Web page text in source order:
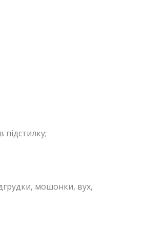
мошонки, вух,